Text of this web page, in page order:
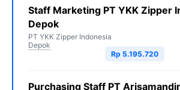
Staff Marketing PT YKK Zipper
Depok
PT YKK Zipper Indonesia
Depok
Rp 5.195.720
Purchasing Staff PT